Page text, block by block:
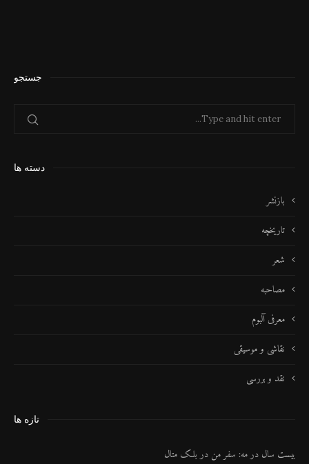
جستجو
دسته ها
بازنشر
تاریخچه
شعر
مصاحبه
معرفی آلبوم
نقاشی و موسیقی
نقد و بررسی
تازه ها
بیست سال در مه: سفر من در بلک متال